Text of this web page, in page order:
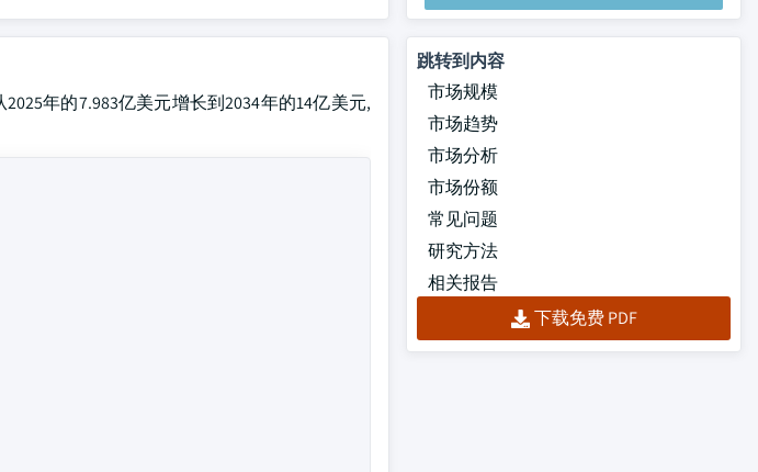
年的7.983亿美元增长到2034年的14亿美元,
跳转到内容
市场规模
市场趋势
市场分析
市场份额
常见问题
研究方法
相关报告
下载免费 PDF